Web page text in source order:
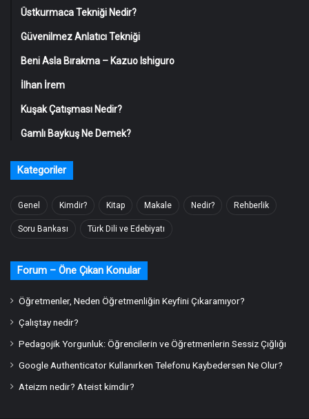
Üstkurmaca Tekniği Nedir?
Güvenilmez Anlatıcı Tekniği
Beni Asla Bırakma – Kazuo Ishiguro
İlhan İrem
Kuşak Çatışması Nedir?
Gamlı Baykuş Ne Demek?
Kategoriler
Genel Kimdir? Kitap Makale Nedir? Rehberlik
Soru Bankası Türk Dili ve Edebiyatı
Forum – Öne Çıkan Konular
Öğretmenler, Neden Öğretmenliğin Keyfini Çıkaramıyor?
Çalıştay nedir?
Pedagojik Yorgunluk: Öğrencilerin ve Öğretmenlerin Sessiz Çığlığı
Google Authenticator Kullanırken Telefonu Kaybedersen Ne Olur?
Ateizm nedir? Ateist kimdir?